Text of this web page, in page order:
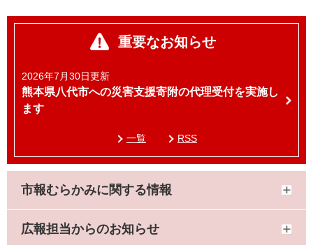
重要なお知らせ
2026年7月30日更新
熊本県八代市への災害支援寄附の代理受付を実施し
ます
一覧 RSS
市報むらかみに関する情報
広報担当からのお知らせ